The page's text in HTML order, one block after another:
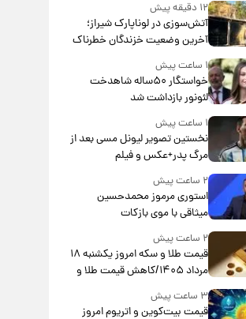
۱۲ دقیقه پیش
آتش‌سوزی در لوناپارک شیراز؛
آخرین وضعیت خزندگان خطرناک
پس از حادثه
۱ ساعت پیش
خواستگار ۵۰ساله شاهدخت
لئونور بازداشت شد
۱ ساعت پیش
نخستین تصویر لیونل مسی بعد از
مرگ پدر+عکس و فیلم
۲ ساعت پیش
استوری مرموز محمدحسین
میثاقی با موی بازکات
۲ ساعت پیش
قیمت طلا و سکه امروز یکشنبه ۱۸
مرداد ۱۴۰۵/کاهش قیمت طلا و
۳ ساعت پیش
قیمت بیت‌کوین و اتریوم امروز